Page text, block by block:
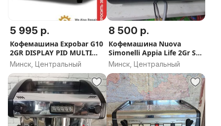
5 995 р.
Кофемашина Expobar G10
2GR DISPLAY PID MULTI
BOILER GREY TA (высокая
Минск, Центральный
8 500 р.
Кофемашина Nuova
Simonelli Appia Life 2Gr S
черная, высокие группы,
экономайзер,
полуавтомат. ИТАЛИЯ
Минск, Центральный